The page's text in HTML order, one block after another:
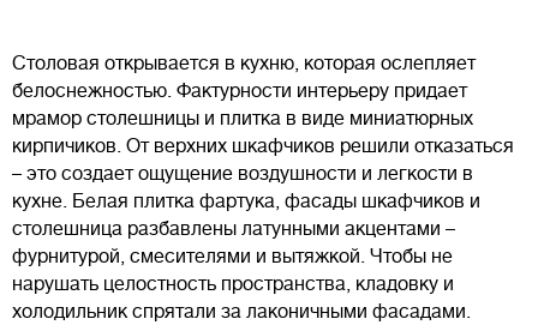
Столовая открывается в кухню, которая ослепляет
белоснежностью. Фактурности интерьеру придает
мрамор столешницы и плитка в виде миниатюрных
кирпичиков. От верхних шкафчиков решили отказаться
– это создает ощущение воздушности и легкости в
кухне. Белая плитка фартука, фасады шкафчиков и
столешница разбавлены латунными акцентами –
фурнитурой, смесителями и вытяжкой. Чтобы не
нарушать целостность пространства, кладовку и
холодильник спрятали за лаконичными фасадами.